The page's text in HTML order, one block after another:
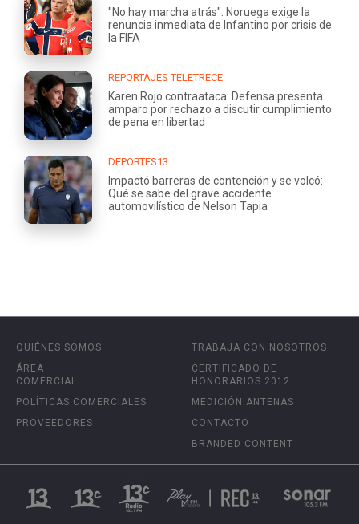
"No hay marcha atrás": Noruega exige la
renuncia inmediata de Infantino por crisis de
la FIFA
REPORTAJES TELETRECE
Karen Rojo contraataca: Defensa presenta
amparo por rechazo a discutir cumplimiento
de pena en libertad
DEPORTES13
Impactó barreras de contención y se volcó:
Qué se sabe del grave accidente
automovilístico de Nelson Tapia
QUIÉNES SOMOS
ÁREA
COMERCIAL
POLÍTICAS COMERCIALES
PROVEEDORES
TRABAJA CON NOSOTROS
CERTIFICADO DE
HONORARIOS 2012
MEDICIÓN ANTENAS
CONTACTO
BRANDED CONTENT